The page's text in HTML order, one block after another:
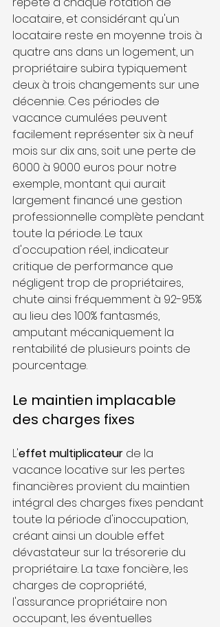
locataire, et considérant qu'un
locataire reste en moyenne trois à
quatre ans dans un logement, un
propriétaire subira typiquement
deux à trois changements sur une
décennie. Ces périodes de
vacance cumulées peuvent
facilement représenter six à neuf
mois sur dix ans, soit une perte de
6000 à 9000 euros pour notre
exemple, montant qui aurait
largement financé une gestion
professionnelle complète pendant
toute la période. Le taux
d'occupation réel, indicateur
critique de performance que
négligent trop de propriétaires,
chute ainsi fréquemment à 92-95%
au lieu des 100% fantasmés,
amputant mécaniquement la
rentabilité de plusieurs points de
pourcentage.
Le maintien implacable
des charges fixes
L'effet multiplicateur de la
vacance locative sur les pertes
financières provient du maintien
intégral des charges fixes pendant
toute la période d'inoccupation,
créant ainsi un double effet
dévastateur sur la trésorerie du
propriétaire. La taxe foncière, les
charges de copropriété,
l'assurance propriétaire non
occupant, les éventuelles